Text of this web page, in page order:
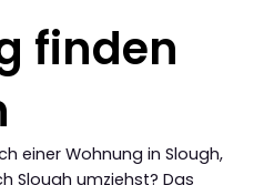
finden
einer Wohnung in Slough,
Slough umziehst? Das